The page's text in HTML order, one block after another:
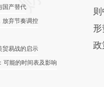
国产替代
放弃节奏调控
贸易战的启示
可能的时间表及影响
政